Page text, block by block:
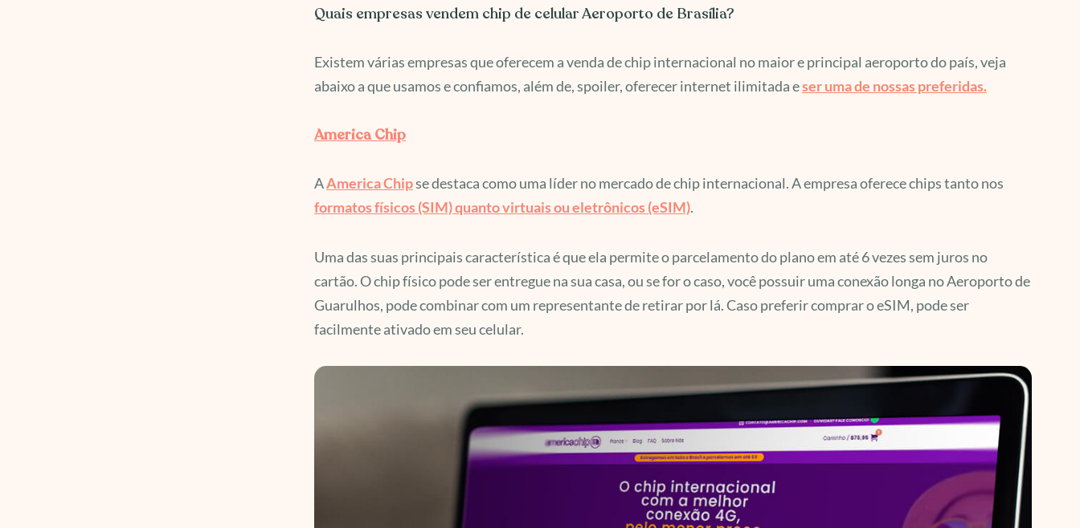
Quais empresas vendem chip de celular Aeroporto de Brasília?
Existem várias empresas que oferecem a venda de chip internacional no maior e principal aeroporto do país, veja
abaixo a que usamos e confiamos, além de, spoiler, oferecer internet ilimitada eser uma de nossas preferidas.
America Chip
AAmerica Chipse destaca como uma líder no mercado de chip internacional. A empresa oferece chips tanto nos
formatos físicos (SIM) quanto virtuais ou eletrônicos (eSIM).
Uma das suas principais característica é que ela permite o parcelamento do plano em até 6 vezes sem juros no
cartão. O chip físico pode ser entregue na sua casa, ou se for o caso, você possuir uma conexão longa no Aeroporto de
Guarulhos, pode combinar com um representante de retirar por lá. Caso preferir comprar o eSIM, pode ser
facilmente ativado em seu celular.